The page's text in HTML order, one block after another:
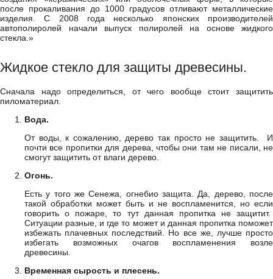
после прокаливания до 1000 градусов отливают металлические
изделия. С 2008 года несколько японских производителей
автополиролей начали выпуск полиролей на основе жидкого
стекла.»
Жидкое стекло для защиты древесины.
Сначала надо определиться, от чего вообще стоит защитить
пиломатериал.
Вода.
От воды, к сожалению, дерево так просто не защитить. И
почти все пропитки для дерева, чтобы они там не писали, не
смогут защитить от влаги дерево.
Огонь.
Есть у того же Сенежа, огнебио защита. Да, дерево, после
такой обработки может быть и не воспламенится, но если
говорить о пожаре, то тут данная пропитка не защитит.
Ситуации разные, и где то может и данная пропитка поможет
избежать плачевных последствий. Но все же, лучше просто
избегать возможных очагов воспламенения возле
древесины.
Временная сырость и плесень.